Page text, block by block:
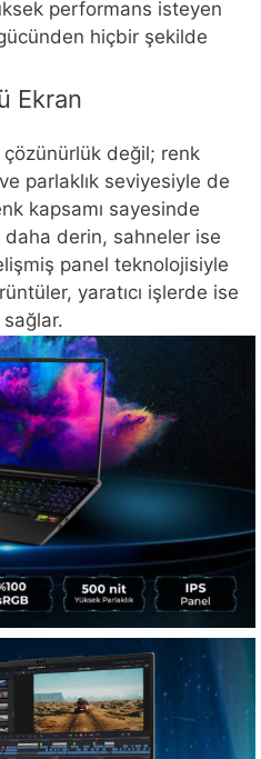
performans isteyen
hiçbir şekilde
Ekran
çözünürlük değil; renk
parlaklık seviyesiyle de
kapsamı sayesinde
derin, sahneler ise
panel teknolojisiyle
yaratıcı işlerde ise
sağlar.